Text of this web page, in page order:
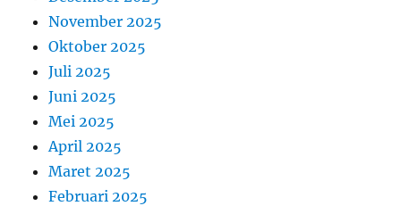
November 2025
Oktober 2025
Juli 2025
Juni 2025
Mei 2025
April 2025
Maret 2025
Februari 2025